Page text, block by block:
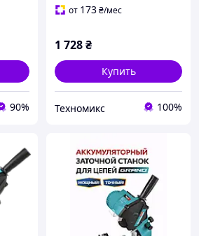
90%
от 173₴/мес
1 728₴
Купить
Техномикс 100%